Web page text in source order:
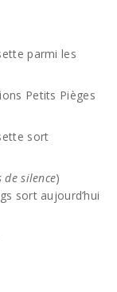
parmi les
Petits Pièges
sort
de silence)
sort aujourd’hui